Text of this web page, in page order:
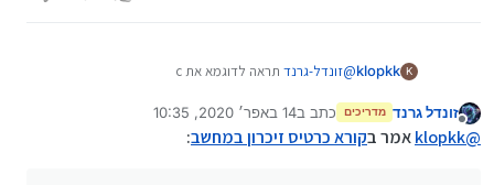
K
klopkk
@זונדל-גרנד תראה לדוגמא את c
מנותק
זונדל גרנד מדריכים כתב ב14 באפר׳ 2020, 10:35
נערך לאחרונה על ידי
@
klopkkאמר בקורא כרטיס זיכרון במחשב: